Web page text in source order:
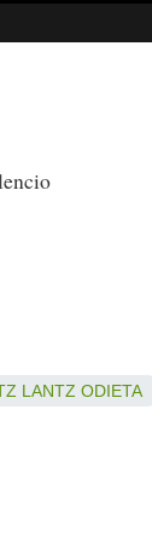
LANTZ ODIETA